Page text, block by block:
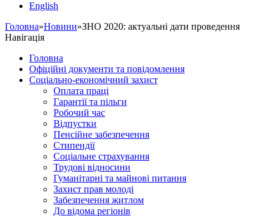
English
Головна»Новини»ЗНО 2020: актуальні дати проведення
Навігація
Головна
Офіційні документи та повідомлення
Соціально-економічний захист
Оплата праці
Гарантії та пільги
Робочий час
Відпустки
Пенсійне забезпечення
Стипендії
Соціальне страхування
Трудові відносини
Гуманітарні та майнові питання
Захист прав молоді
Забезпечення житлом
До відома регіонів